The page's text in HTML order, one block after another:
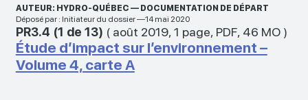
AUTEUR: HYDRO-QUÉBEC — DOCUMENTATION DE DÉPART
Déposé par : Initiateur du dossier —14 mai 2020
PR3.4 (1 de 13) ( août 2019, 1 page, PDF, 46 MO)
Étude d’impact sur l’environnement –
Volume 4, carte A